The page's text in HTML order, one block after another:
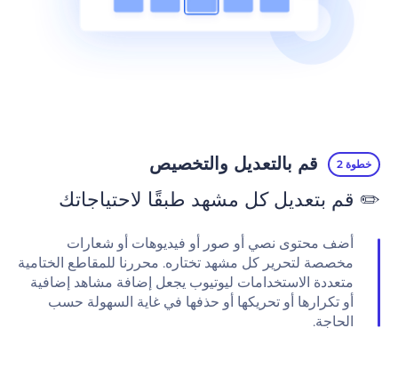
خطوة 2 قم بالتعديل والتخصيص
✏️ قم بتعديل كل مشهد طبقًا لاحتياجاتك
أضف محتوى نصي أو صور أو فيديوهات أو شعارات
مخصصة لتحرير كل مشهد تختاره. محررنا للمقاطع الختامية
متعددة الاستخدامات ليوتيوب يجعل إضافة مشاهد إضافية
أو تكرارها أو تحريكها أو حذفها في غاية السهولة حسب
الحاجة.